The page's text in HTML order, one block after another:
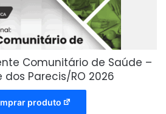
Comunitário de Saúde –
dos Parecis/RO 2026
produto